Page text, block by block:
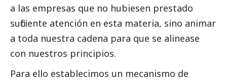
a las empresas que no hubiesen prestado
suficiente atención en esta materia, sino animar
a toda nuestra cadena para que se alinease
con nuestros principios.
Para ello establecimos un mecanismo de